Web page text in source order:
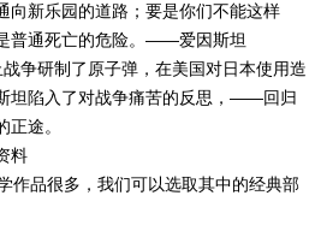
向新乐园的道路；要是你们不能这样
普通死亡的危险。——爱因斯坦
争研制了原子弹，在美国对日本使用造
坦陷入了对战争痛苦的反思，——回归
途。
料
品很多，我们可以选取其中的经典部